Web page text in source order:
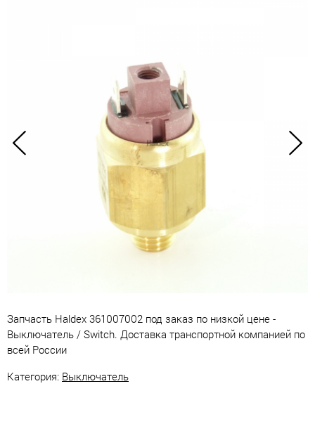
Запчасть Haldex 361007002 под заказ по низкой цене -
Выключатель / Switch. Доставка транспортной компанией по
всей России
Категория: Выключатель